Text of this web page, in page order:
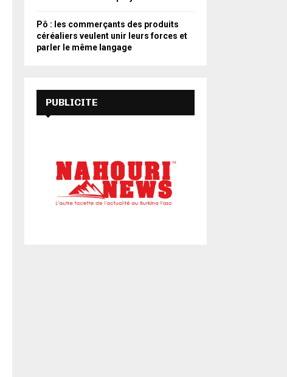
Pô : les commerçants des produits
céréaliers veulent unir leurs forces et
parler le même langage
PUBLICITE